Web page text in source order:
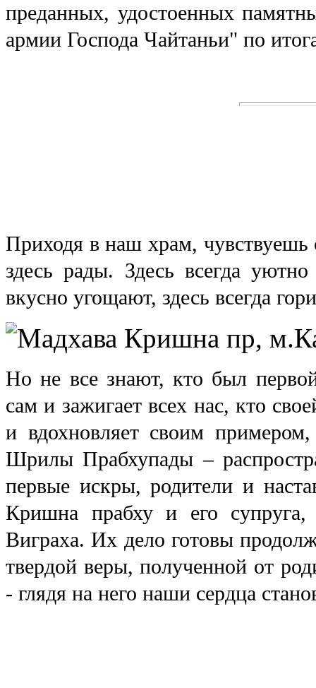
преданных, удостоенных
армии Господа Чайтаньи" по
Приходя в наш храм, чувствуешь
здесь рады. Здесь всегда
вкусно угощают, здесь всегда
Но не все знают, кто был
сам и зажигает всех нас, кто
и вдохновляет своим
Шрилы Прабхупады –
первые искры, родители и
Кришна прабху и его
Виграха. Их дело готовы
твердой веры, полученной от
- глядя на него наши сердца